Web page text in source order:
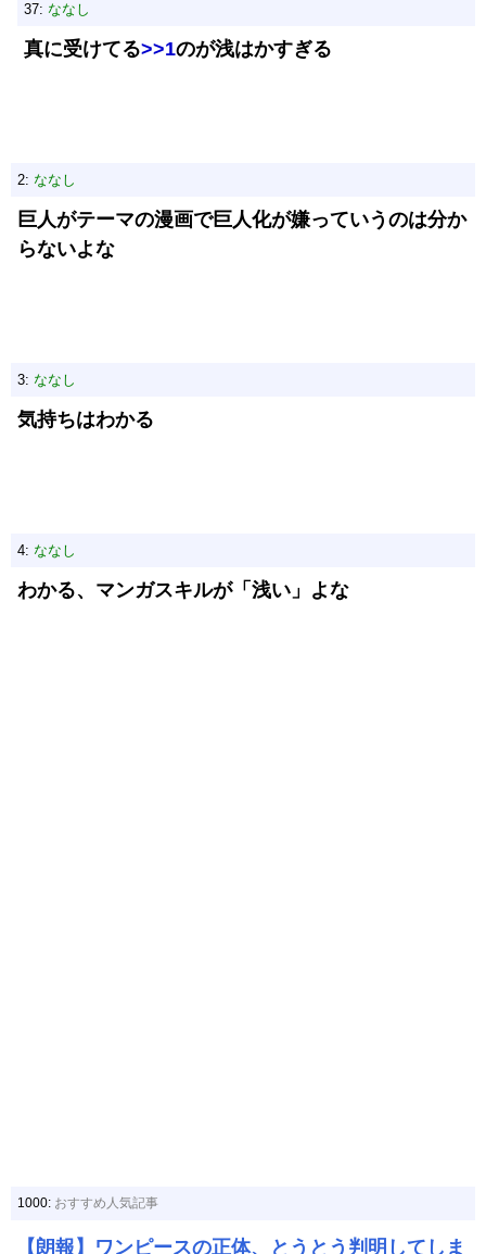
37: ななし
真に受けてる>>1のが浅はかすぎる
2: ななし
巨人がテーマの漫画で巨人化が嫌っていうのは分か
らないよな
3: ななし
気持ちはわかる
4: ななし
わかる、マンガスキルが「浅い」よな
1000: おすすめ人気記事
【朗報】ワンピースの正体、とうとう判明してしま